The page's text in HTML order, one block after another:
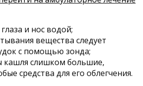
и нос водой;
вещества следует
с помощью зонда;
кашля слишком большие,
средства для его облегчения.